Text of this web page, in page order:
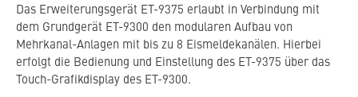
Fernbedienung der gesamten Anlage über das
Nutzerportal mit einem HTML-Browser und
Smartphone, Tablet oder PC
Steuerdaten je Kanal: Betriebsart,
Das Erweiterungsgerät ET-9375 erlaubt in Verbindung mit
dem Grundgerät ET-9300 den modularen Aufbau von
Mehrkanal-Anlagen mit bis zu 8 Eismeldekanälen. Hierbei
erfolgt die Bedienung und Einstellung des ET-9375 über das
Touch-Grafikdisplay des ET-9300.